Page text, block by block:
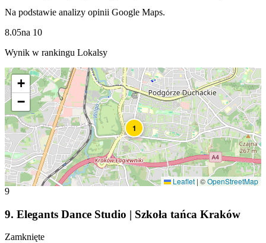
Na podstawie analizy opinii Google Maps.
8.05na 10
Wynik w rankingu Lokalsy
1
+
−
Leaflet | ©OpenStreetMap
9
9. Elegants Dance Studio | Szkoła tańca Kraków
Zamknięte